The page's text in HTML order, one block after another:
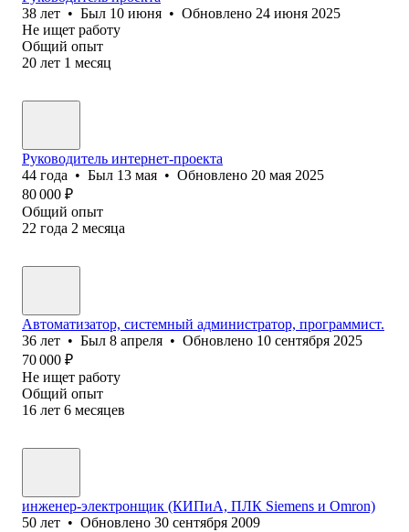
38 лет • Был 10 июня • Обновлено 24 июня 2025
Не ищет работу
Общий опыт
20 лет 1 месяц
Руководитель интернет-проекта
44 года • Был 13 мая • Обновлено 20 мая 2025
80 000 ₽
Общий опыт
22 года 2 месяца
Автоматизатор, системный администратор, программист.
36 лет • Был 8 апреля • Обновлено 10 сентября 2025
70 000 ₽
Не ищет работу
Общий опыт
16 лет 6 месяцев
инженер-электронщик (КИПиА, ПЛК Siemens и Omron)
50 лет • Обновлено 30 сентября 2009